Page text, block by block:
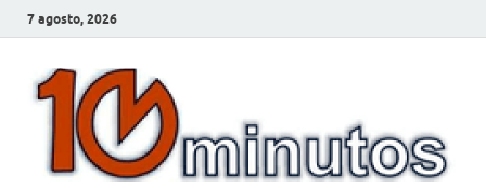
7 agosto, 2026